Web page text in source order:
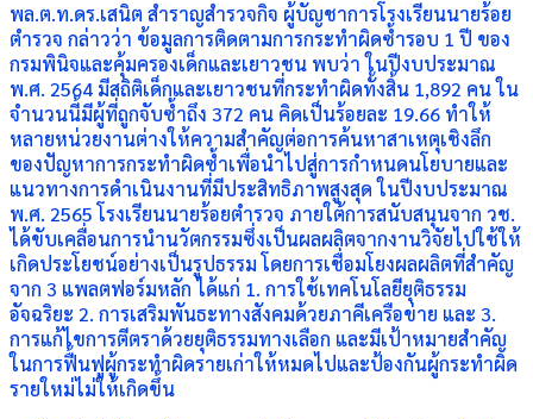
พล.ต.ท.ดร.เสนิต สำราญสำรวจกิจ ผู้บัญชาการโรงเรียนนายร้อย
ตำรวจ กล่าวว่า ข้อมูลการติดตามการกระทำผิดซ้ำรอบ 1 ปี ของ
กรมพินิจและคุ้มครองเด็กและเยาวชน พบว่า ในปีงบประมาณ
พ.ศ. 2564 มีสถิติเด็กและเยาวชนที่กระทำผิดทั้งสิ้น 1,892 คน ใน
จำนวนนี้มีผู้ที่ถูกจับซ้ำถึง 372 คน คิดเป็นร้อยละ 19.66 ทำให้
หลายหน่วยงานต่างให้ความสำคัญต่อการค้นหาสาเหตุเชิงลึก
ของปัญหาการกระทำผิดซ้ำเพื่อนำไปสู่การกำหนดนโยบายและ
แนวทางการดำเนินงานที่มีประสิทธิภาพสูงสุด ในปีงบประมาณ
พ.ศ. 2565 โรงเรียนนายร้อยตำรวจ ภายใต้การสนับสนุนจาก วช.
ได้ขับเคลื่อนการนำนวัตกรรมซึ่งเป็นผลผลิตจากงานวิจัยไปใช้ให้
เกิดประโยชน์อย่างเป็นรูปธรรม โดยการเชื่อมโยงผลผลิตที่สำคัญ
จาก 3 แพลตฟอร์มหลัก ได้แก่ 1. การใช้เทคโนโลยียุติธรรม
อัจฉริยะ 2. การเสริมพันธะทางสังคมด้วยภาคีเครือข่าย และ 3.
การแก้ไขการตีตราด้วยยุติธรรมทางเลือก และมีเป้าหมายสำคัญ
ในการฟื้นฟูผู้กระทำผิดรายเก่าให้หมดไปและป้องกันผู้กระทำผิด
รายใหม่ไม่ให้เกิดขึ้น